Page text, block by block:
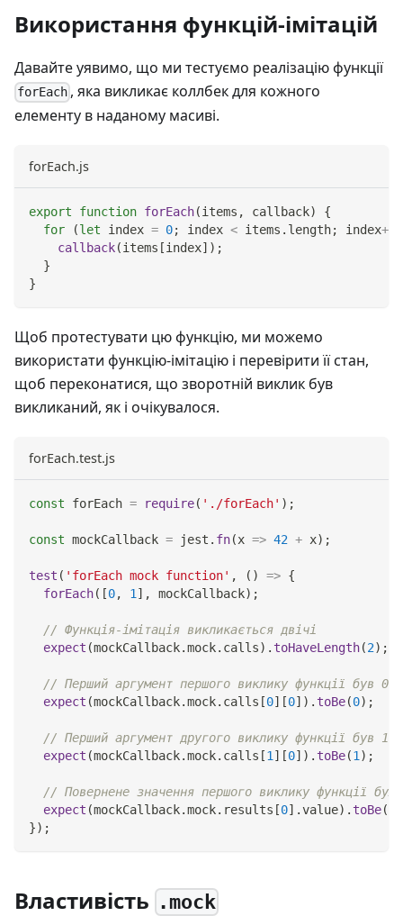
Використання функцій-імітацій
Давайте уявимо, що ми тестуємо реалізацію функції
forEach , яка викликає коллбек для кожного
елементу в наданому масиві.
forEach.js
export function forEach(items , callback)
{
for
(let index = 0; index < items . length; index++
callback(items [index] ) ;
}
}
Щоб протестувати цю функцію, ми можемо
використати функцію-імітацію і перевірити її стан,
щоб переконатися, що зворотній виклик був
викликаний, як і очікувалося.
forEach.test.js
const forEach = require( './forEach' ) ;
const mockCallback = jest . fn(x => 42 + x) ;
test ( 'forEach mock function' , ( ) => {
forEach( [0, 1 ] , mockCallback) ;
// Функція-імітація викликається двічі
expect (mockCallback.mock. calls) . toHaveLength(2) ;
// Перший аргумент першого виклику функції був 0
expect (mockCallback.mock. calls [0] [0] ) . toBe(0) ;
// Перший аргумент другого виклику функції був 1
expect (mockCallback.mock. calls [1 ] [0] ) . toBe(1 ) ;
// Повернене значення першого виклику функції
expect (mockCallback.mock. results [0] .value) . toBe(
}) ;
Властивість .mock